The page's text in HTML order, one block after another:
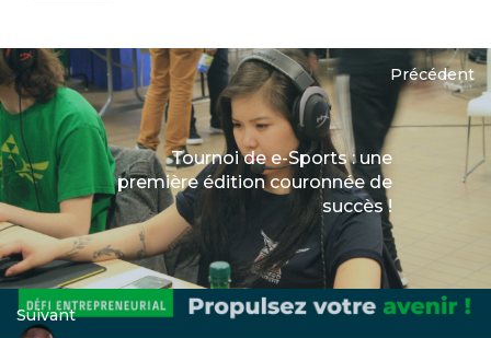
Précédent
Tournoi de e-Sports : une
première édition couronnée de
succès !
Suivant